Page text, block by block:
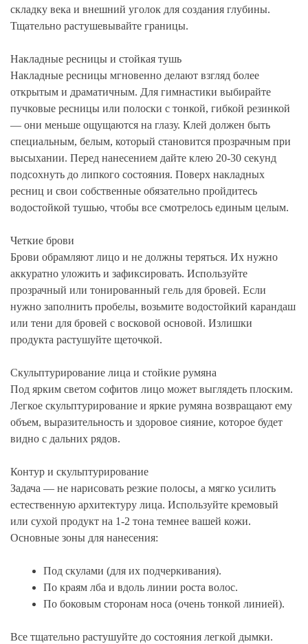
складку века и внешний уголок для создания глубины.
Тщательно растушевывайте границы.
Накладные ресницы и стойкая тушь
Накладные ресницы мгновенно делают взгляд более
открытым и драматичным. Для гимнастики выбирайте
пучковые ресницы или полоски с тонкой, гибкой резинкой
— они меньше ощущаются на глазу. Клей должен быть
специальным, белым, который становится прозрачным при
высыхании. Перед нанесением дайте клею 20-30 секунд
подсохнуть до липкого состояния. Поверх накладных
ресниц и свои собственные обязательно пройдитесь
водостойкой тушью, чтобы все смотрелось единым целым.
Четкие брови
Брови обрамляют лицо и не должны теряться. Их нужно
аккуратно уложить и зафиксировать. Используйте
прозрачный или тонированный гель для бровей. Если
нужно заполнить пробелы, возьмите водостойкий карандаш
или тени для бровей с восковой основой. Излишки
продукта растушуйте щеточкой.
Скульптурирование лица и стойкие румяна
Под ярким светом софитов лицо может выглядеть плоским.
Легкое скульптурирование и яркие румяна возвращают ему
объем, выразительность и здоровое сияние, которое будет
видно с дальних рядов.
Контур и скульптурирование
Задача — не нарисовать резкие полосы, а мягко усилить
естественную архитектуру лица. Используйте кремовый
или сухой продукт на 1-2 тона темнее вашей кожи.
Основные зоны для нанесения:
Под скулами (для их подчеркивания).
По краям лба и вдоль линии роста волос.
По боковым сторонам носа (очень тонкой линией).
Все тщательно растушуйте до состояния легкой дымки.